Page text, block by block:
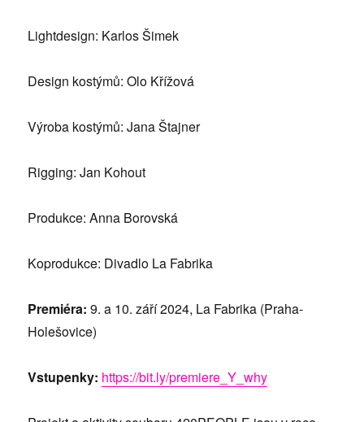
Lightdesign: Karlos Šimek
Design kostýmů: Olo Křížová
Výroba kostýmů: Jana Štajner
Rigging: Jan Kohout
Produkce: Anna Borovská
Koprodukce: Divadlo La Fabrika
Premiéra: 9. a 10. září 2024, La Fabrika (Praha-
Holešovice)
Vstupenky: https://bit.ly/premiere_Y_why